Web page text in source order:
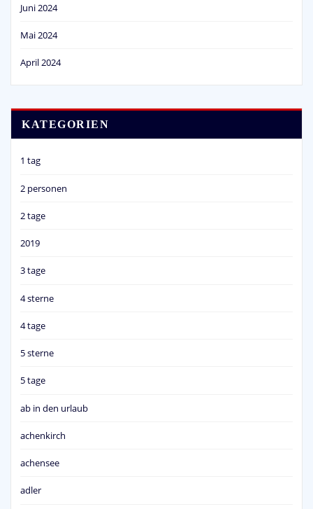
Juni 2024
Mai 2024
April 2024
KATEGORIEN
1 tag
2 personen
2 tage
2019
3 tage
4 sterne
4 tage
5 sterne
5 tage
ab in den urlaub
achenkirch
achensee
adler